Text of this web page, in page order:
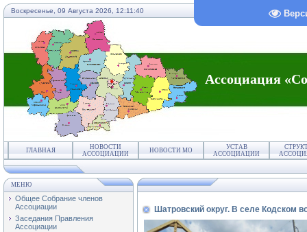
Воскресенье, 09 Августа 2026, 12:11:40
Ассоциация
ГЛАВНАЯ
НОВОСТИ
АССОЦИАЦИИ
НОВОСТИ МО
УСТАВ
АССОЦИАЦИИ
МЕНЮ
Общее Собрание членов
Ассоциации
Заседания Правления
Ассоциации
Шатровский округ. В селе Кодском